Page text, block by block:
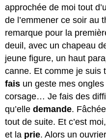
approchée de moi tout
de l’emmener ce soir
remarque pour la
deuil, avec un chapeau
jeune figure, un haut
canne. Et comme je suis
fais un geste mes
corsage… Je fais des
qu’elledemande.
tout de suite. Et c’est
et la prie. Alors un